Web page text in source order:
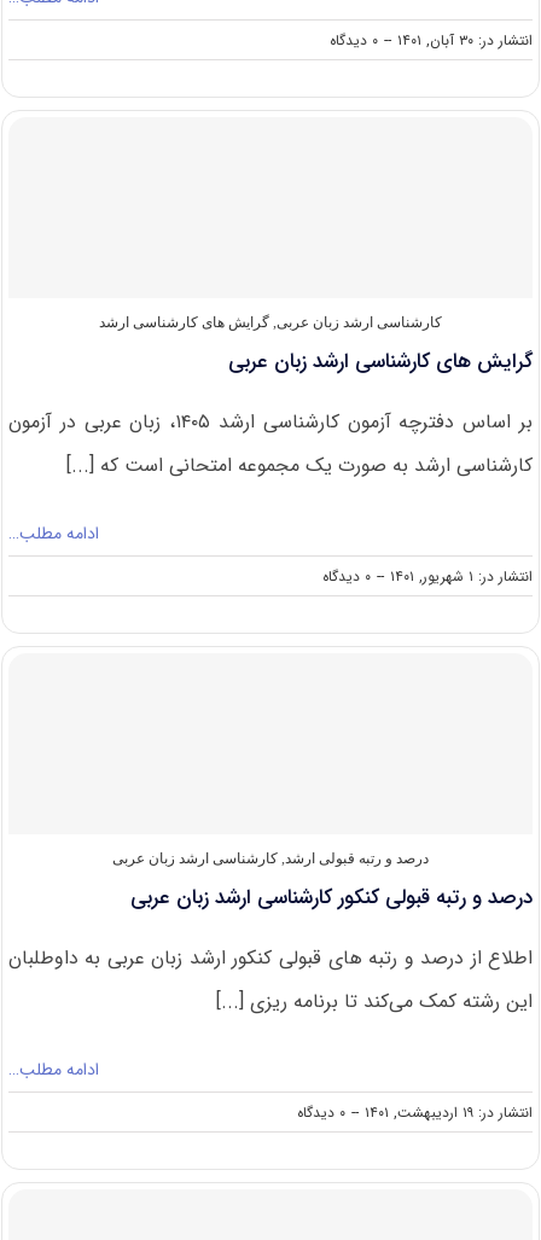
انتشار در: ۳۰ آبان, ۱۴۰۱ -- ۰ دیدگاه
on
سوالات
پاسخنامه
کارشناسی ارشد زبان عربی, گرایش های کارشناسی ارشد
گرایش های کارشناسی ارشد زبان عربی
بر اساس دفترچه آزمون کارشناسی ارشد ۱۴۰۵، زبان عربی در آزمون
کارشناسی ارشد به صورت یک مجموعه امتحانی است که [...]
ادامه مطلب…
انتشار در: ۱ شهریور, ۱۴۰۱ -- ۰ دیدگاه
on
گرایش
کارشناسی
درصد و رتبه قبولی ارشد, کارشناسی ارشد زبان عربی
درصد و رتبه قبولی کنکور کارشناسی ارشد زبان عربی
اطلاع از درصد و رتبه های قبولی کنکور ارشد زبان عربی به داوطلبان
این رشته کمک می‌کند تا برنامه ریزی [...]
ادامه مطلب…
انتشار در: ۱۹ اردیبهشت, ۱۴۰۱ -- ۰ دیدگاه
on
درصد
رتبه